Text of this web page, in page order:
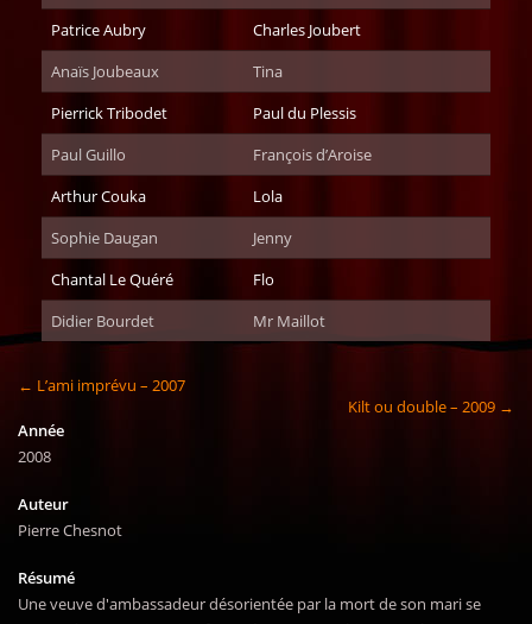
Patrice Aubry
Charles Joubert
Anaïs Joubeaux
Tina
Pierrick Tribodet
Paul du Plessis
Paul Guillo
François d’Aroise
Arthur Couka
Lola
Sophie Daugan
Jenny
Chantal Le Quéré
Flo
Didier Bourdet
Mr Maillot
← L’ami imprévu – 2007
Kilt ou double – 2009 →
Année
2008
Auteur
Pierre Chesnot
Résumé
Une veuve d'ambassadeur désorientée par la mort de son mari se